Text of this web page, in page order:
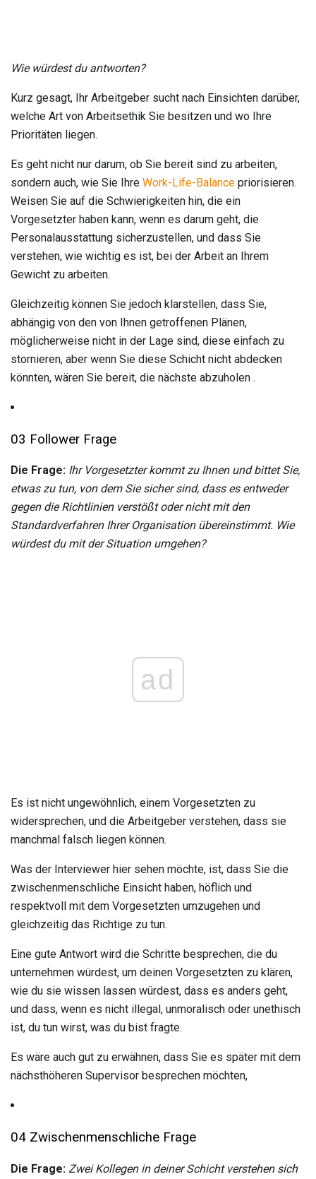
Wie würdest du antworten?
Kurz gesagt, Ihr Arbeitgeber sucht nach Einsichten darüber,
welche Art von Arbeitsethik Sie besitzen und wo Ihre
Prioritäten liegen.
Es geht nicht nur darum, ob Sie bereit sind zu arbeiten,
sondern auch, wie Sie Ihre Work-Life-Balance priorisieren.
Weisen Sie auf die Schwierigkeiten hin, die ein
Vorgesetzter haben kann, wenn es darum geht, die
Personalausstattung sicherzustellen, und dass Sie
verstehen, wie wichtig es ist, bei der Arbeit an Ihrem
Gewicht zu arbeiten.
Gleichzeitig können Sie jedoch klarstellen, dass Sie,
abhängig von den von Ihnen getroffenen Plänen,
möglicherweise nicht in der Lage sind, diese einfach zu
stornieren, aber wenn Sie diese Schicht nicht abdecken
könnten, wären Sie bereit, die nächste abzuholen .
03 Follower Frage
Die Frage: Ihr Vorgesetzter kommt zu Ihnen und bittet Sie,
etwas zu tun, von dem Sie sicher sind, dass es entweder
gegen die Richtlinien verstößt oder nicht mit den
Standardverfahren Ihrer Organisation übereinstimmt. Wie
würdest du mit der Situation umgehen?
ad
Es ist nicht ungewöhnlich, einem Vorgesetzten zu
widersprechen, und die Arbeitgeber verstehen, dass sie
manchmal falsch liegen können.
Was der Interviewer hier sehen möchte, ist, dass Sie die
zwischenmenschliche Einsicht haben, höflich und
respektvoll mit dem Vorgesetzten umzugehen und
gleichzeitig das Richtige zu tun.
Eine gute Antwort wird die Schritte besprechen, die du
unternehmen würdest, um deinen Vorgesetzten zu klären,
wie du sie wissen lassen würdest, dass es anders geht,
und dass, wenn es nicht illegal, unmoralisch oder unethisch
ist, du tun wirst, was du bist fragte.
Es wäre auch gut zu erwähnen, dass Sie es später mit dem
nächsthöheren Supervisor besprechen möchten,
04 Zwischenmenschliche Frage
Die Frage: Zwei Kollegen in deiner Schicht verstehen sich